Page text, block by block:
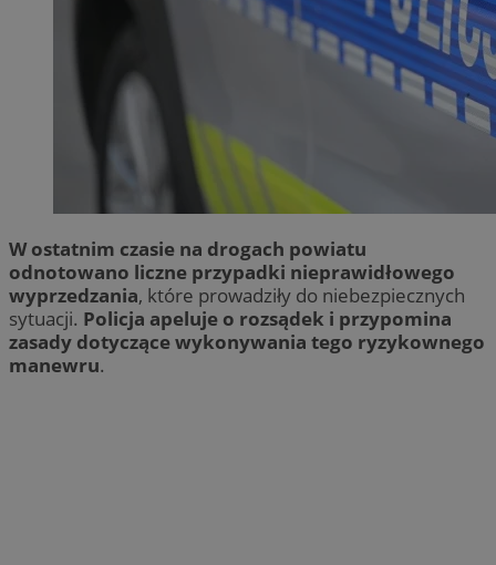
W ostatnim czasie na drogach powiatu
odnotowano liczne przypadki nieprawidłowego
wyprzedzania, które prowadziły do niebezpiecznych
sytuacji. Policja apeluje o rozsądek i przypomina
zasady dotyczące wykonywania tego ryzykownego
manewru.